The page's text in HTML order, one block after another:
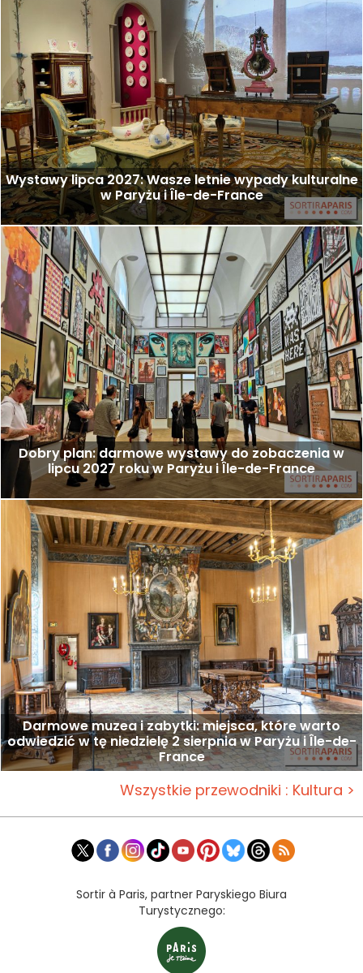
Wystawy lipca 2027: Wasze letnie wypady kulturalne
w Paryżu i Île-de-France
Dobry plan: darmowe wystawy do zobaczenia w
lipcu 2027 roku w Paryżu i Île-de-France
Darmowe muzea i zabytki: miejsca, które warto
odwiedzić w tę niedzielę 2 sierpnia w Paryżu i Île-de-
France
Wszystkie przewodniki : Kultura >
Sortir à Paris, partner Paryskiego Biura
Turystycznego: